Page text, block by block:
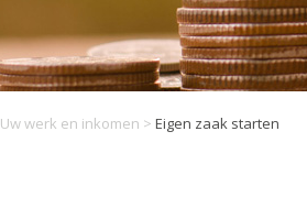
Uw werk en inkomen > Eigen zaak starten